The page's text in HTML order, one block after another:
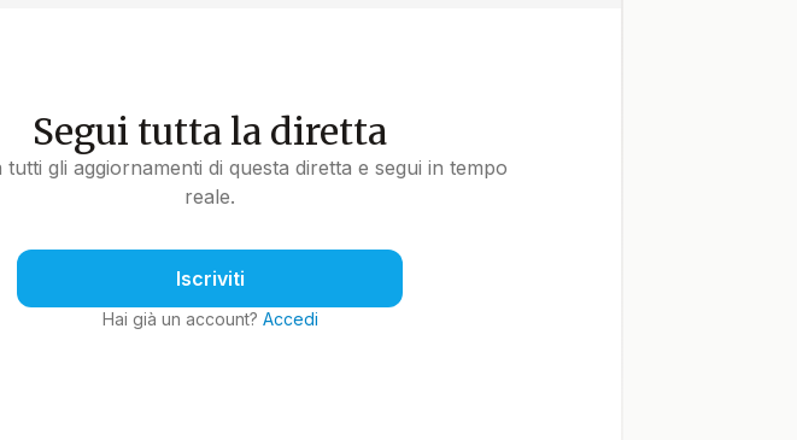
Segui tutta la diretta
tutti gli aggiornamenti di questa diretta e segui in tempo
reale.
Iscriviti
Hai già un account? Accedi